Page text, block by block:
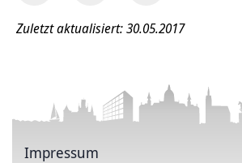
Zuletzt aktualisiert: 30.05.2017
Impressum